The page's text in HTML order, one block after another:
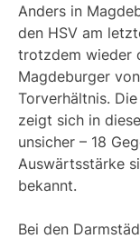
Anders in
den HSV am
trotzdem wieder
Magdeburger
Torverhältnis.
zeigt sich in
unsicher – 18
Auswärtsstärke
bekannt.
Bei den